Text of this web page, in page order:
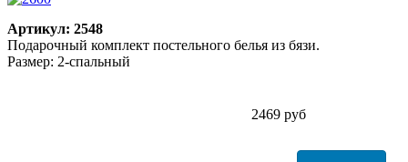
Артикул: 2548
Подарочный комплект постельного белья из бязи.
Размер: 2-спальный
2469 руб